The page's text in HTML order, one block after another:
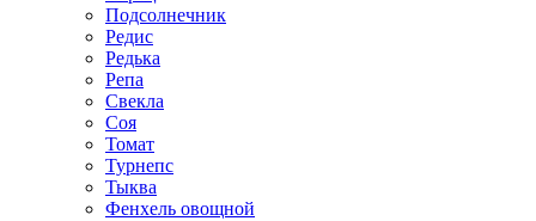
Подсолнечник
Редис
Редька
Репа
Свекла
Соя
Томат
Турнепс
Тыква
Фенхель овощной